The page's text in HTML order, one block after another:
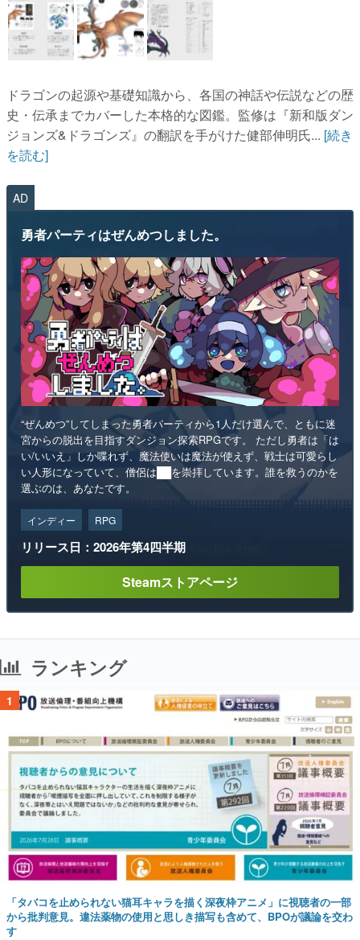
電ファミニコゲーマーとは？
運営：株式会社マレ
ドラゴンの起源や基礎知識から、各国の神話や伝説などの歴
史・伝承までカバーした本格的な図鑑。監修は『新和版ダン
ジョンズ&ドラゴンズ』の翻訳を手がけた健部伸明氏... [続き
を読む]
AD
勇者パーティはぜんめつしました。
“ぜんめつ”してしまった勇者パーティから1人だけ選んで、ともに迷
宮からの脱出を目指すダンジョン探索RPGです。 ただし勇者は「は
い/いいえ」しか喋れず、魔法使いは魔法が使えず、戦士は可愛らし
い人形になっていて、僧侶は██を崇拝しています。誰を救うのかを
選ぶのは、あなたです。
インディー RPG
リリース日：2026年第4四半期
Steamストアページ
ランキング
1
「タバコを止められない猫耳キャラを描く深夜枠アニメ」に視聴者の一部
から批判意見。違法薬物の使用と思しき描写も含めて、BPOが議論を交わ
す